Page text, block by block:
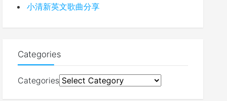
小清新英文歌曲分享
Categories
Categories